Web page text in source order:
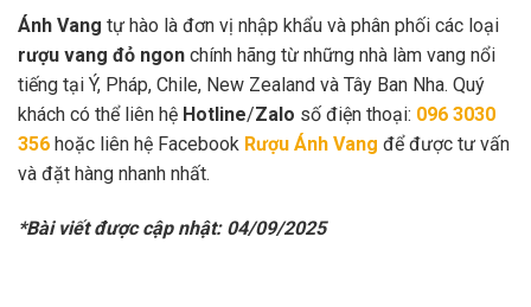
Ánh Vang tự hào là đơn vị nhập khẩu và phân phối các loại
rượu vang đỏ ngon chính hãng từ những nhà làm vang nổi
tiếng tại Ý, Pháp, Chile, New Zealand và Tây Ban Nha. Quý
khách có thể liên hệ Hotline/Zalo số điện thoại: 096 3030
356 hoặc liên hệ Facebook Rượu Ánh Vang để được tư vấn
và đặt hàng nhanh nhất.
*Bài viết được cập nhật: 04/09/2025